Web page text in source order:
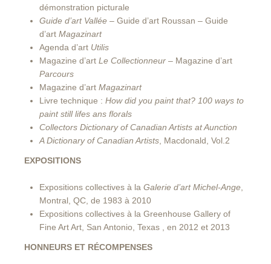
démonstration picturale
Guide d’art Vallée – Guide d’art Roussan – Guide
d’art Magazinart
Agenda d’art Utilis
Magazine d’art Le Collectionneur – Magazine d’art
Parcours
Magazine d’art Magazinart
Livre technique : How did you paint that? 100 ways to
paint still lifes ans florals
Collectors Dictionary of Canadian Artists at Aunction
A Dictionary of Canadian Artists, Macdonald, Vol.2
EXPOSITIONS
Expositions collectives à la Galerie d’art Michel-Ange,
Montral, QC, de 1983 à 2010
Expositions collectives à la Greenhouse Gallery of
Fine Art Art, San Antonio, Texas , en 2012 et 2013
HONNEURS ET RÉCOMPENSES